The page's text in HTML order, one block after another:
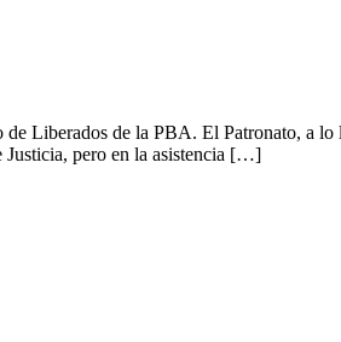
Liberados de la PBA. El Patronato, a
Justicia, pero en la asistencia […]